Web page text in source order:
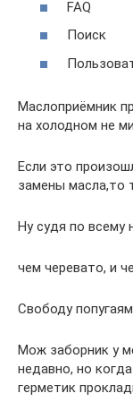
FAQ
Поиск
Маслоприёмник
на холодном не
Если это
замены масла,то
Ну судя по всему
чем черевато, и
Свободу
Мож заборник у
недавно, но
герметик